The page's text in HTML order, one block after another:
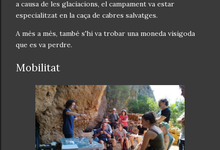
a causa de les glaciacions, el campament va estar
especialitzat en la caça de cabres salvatges.
A més a més, també s'hi va trobar una moneda visigoda
que es va perdre.
Mobilitat